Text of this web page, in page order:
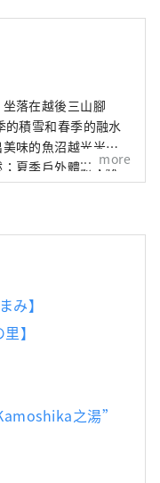
落在越後三山腳
的積雪和春季的融水
味的魚沼越光米。
夏季戶外體驗；秋
皚皚白雪。 每個季
more
み】
】
之湯”